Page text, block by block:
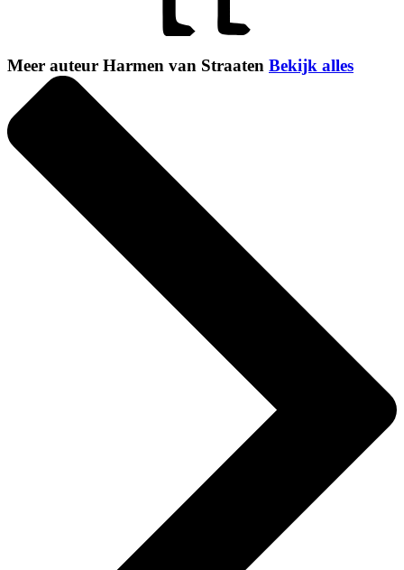
Meer auteur Harmen van Straaten Bekijk alles